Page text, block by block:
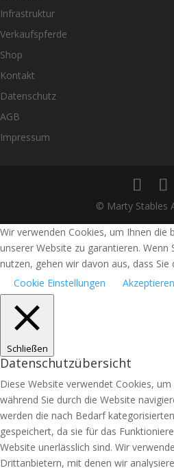
Infrastruktur
Verkaufspferde
Shop
Kontakt
Datenschutz
AGB
Impressum
© Marty Stables
Wir verwenden Cookies, um Ihnen die
unserer Website zu garantieren. Wenn
nutzen, gehen wir davon aus, dass
Cookie Einstellungen
Akzeptieren
Schließen
Datenschutzübersicht
Diese Website verwendet Cookies,
während Sie durch die Website
werden die nach Bedarf
gespeichert, da sie für das
Website unerlässlich sind. Wir
Drittanbietern, mit denen wir